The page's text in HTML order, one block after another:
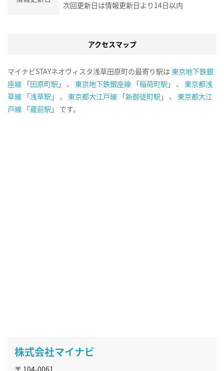
次回更新日は情報更新日より14日以内
アクセスマップ
マイナビSTAYネオヴィスタ浅草田原町の最寄り駅は 東京地下鉄銀
座線 「田原町駅 」 、 東京地下鉄銀座線 「稲荷町駅 」 、 東京都浅
草線 「浅草駅 」 、 東京都大江戸線 「新御徒町駅 」 、 東京都大江
戸線 「蔵前駅 」 です。
株式会社マイナビ